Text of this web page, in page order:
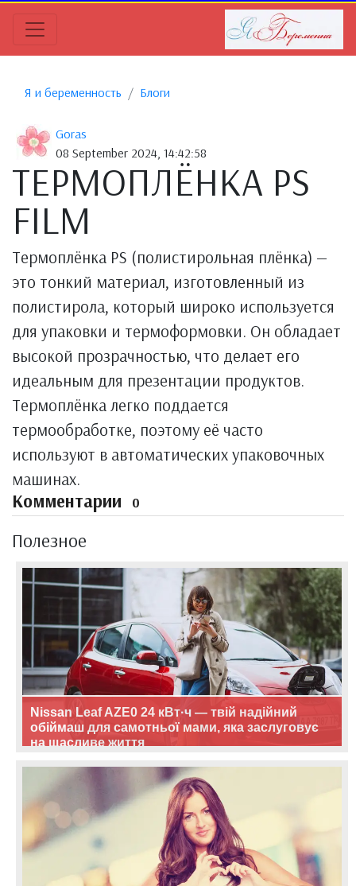
Я и беременность Блоги
Goras
08 September 2024, 14:42:58
ТЕРМОПЛЁНКА PS
FILM
Термоплёнка PS (полистирольная плёнка) —
это тонкий материал, изготовленный из
полистирола, который широко используется
для упаковки и термоформовки. Он обладает
высокой прозрачностью, что делает его
идеальным для презентации продуктов.
Термоплёнка легко поддается
термообработке, поэтому её часто
используют в автоматических упаковочных
машинах.
Комментарии 0
Полезное
Nissan Leaf AZE0 24 кВт·ч — твій надійний
обіймаш для самотньої мами, яка заслуговує
на щасливе життя